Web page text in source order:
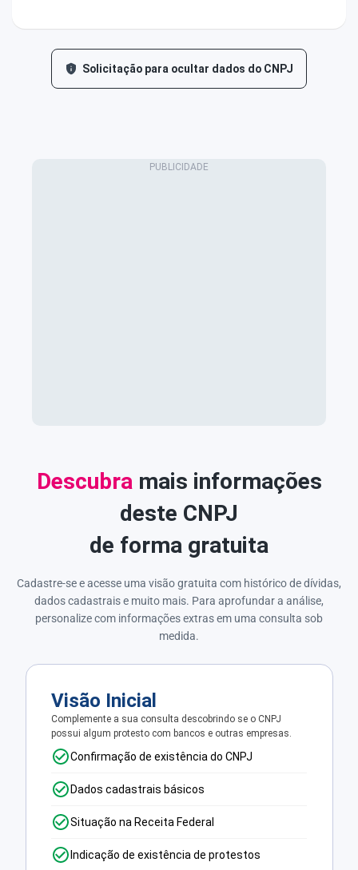
Solicitação para ocultar dados do CNPJ
Descubra mais informações
deste CNPJ
de forma gratuita
Cadastre-se e acesse uma visão gratuita com histórico de dívidas,
dados cadastrais e muito mais. Para aprofundar a análise,
personalize com informações extras em uma consulta sob
medida.
Visão Inicial
Complemente a sua consulta descobrindo se o CNPJ
possui algum protesto com bancos e outras empresas.
Confirmação de existência do CNPJ
Dados cadastrais básicos
Situação na Receita Federal
Indicação de existência de protestos